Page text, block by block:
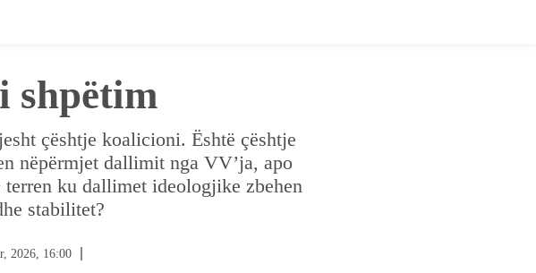
shpëtim
çështje koalicioni. Është çështje
nëpërmjet dallimit nga VV’ja, apo
terren ku dallimet ideologjike zbehen
stabilitet?
2026, 16:00